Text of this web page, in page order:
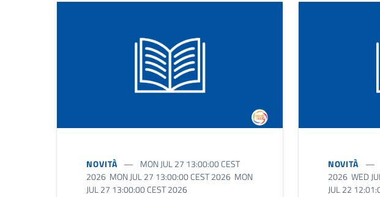
NOVITÀ
MON JUL 27 13:00:00 CEST
2026 MON JUL 27 13:00:00 CEST 2026 MON
JUL 27 13:00:00 CEST 2026
NOVITÀ
2026 WED
JUL 22